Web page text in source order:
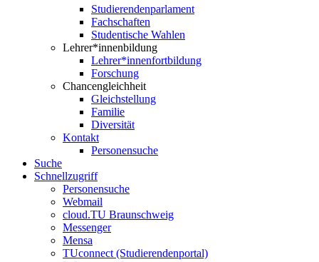
Studierendenparlament
Fachschaften
Studentische Wahlen
Lehrer*innenbildung
Lehrer*innenfortbildung
Forschung
Chancengleichheit
Gleichstellung
Familie
Diversität
Kontakt
Personensuche
Suche
Schnellzugriff
Personensuche
Webmail
cloud.TU Braunschweig
Messenger
Mensa
TUconnect (Studierendenportal)